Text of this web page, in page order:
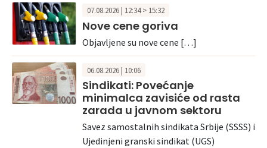
07.08.2026 | 12:34 > 15:32
Nove cene goriva
Objavljene su nove cene […]
06.08.2026 | 10:06
Sindikati: Povećanje
minimalca zavisiće od rasta
zarada u javnom sektoru
Savez samostalnih sindikata Srbije (SSSS) i
Ujedinjeni granski sindikat (UGS)